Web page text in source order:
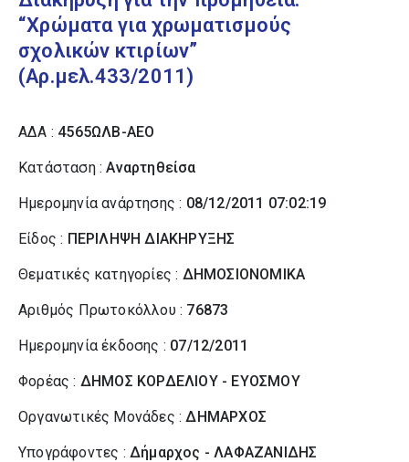
“Χρώματα για χρωματισμούς
σχολικών κτιρίων”
(Αρ.μελ.433/2011)
ΑΔΑ : 4565ΩΛΒ-ΑΕΟ
Κατάσταση :Αναρτηθείσα
Ημερομηνία ανάρτησης : 08/12/2011 07:02:19
Είδος : ΠΕΡΙΛΗΨΗ ΔΙΑΚΗΡΥΞΗΣ
Θεματικές κατηγορίες : ΔΗΜΟΣΙΟΝΟΜΙΚΑ
Αριθμός Πρωτοκόλλου : 76873
Ημερομηνία έκδοσης : 07/12/2011
Φορέας : ΔΗΜΟΣ ΚΟΡΔΕΛΙΟΥ - ΕΥΟΣΜΟΥ
Οργανωτικές Μονάδες :ΔΗΜΑΡΧΟΣ
Υπογράφοντες : Δήμαρχος - ΛΑΦΑΖΑΝΙΔΗΣ